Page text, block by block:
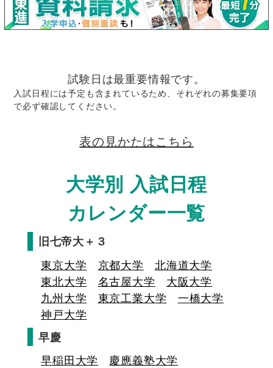
試験日は最重要情報です。
入試日程には予定も含まれているため、それぞれの募集要項
で必ず確認してください。
表の見かたはこちら
大学別 入試日程
カレンダー一覧
旧七帝大＋３
東京大学
京都大学
北海道大学
東北大学
名古屋大学
大阪大学
九州大学
東京工業大学
一橋大学
神戸大学
早慶
早稲田大学
慶應義塾大学